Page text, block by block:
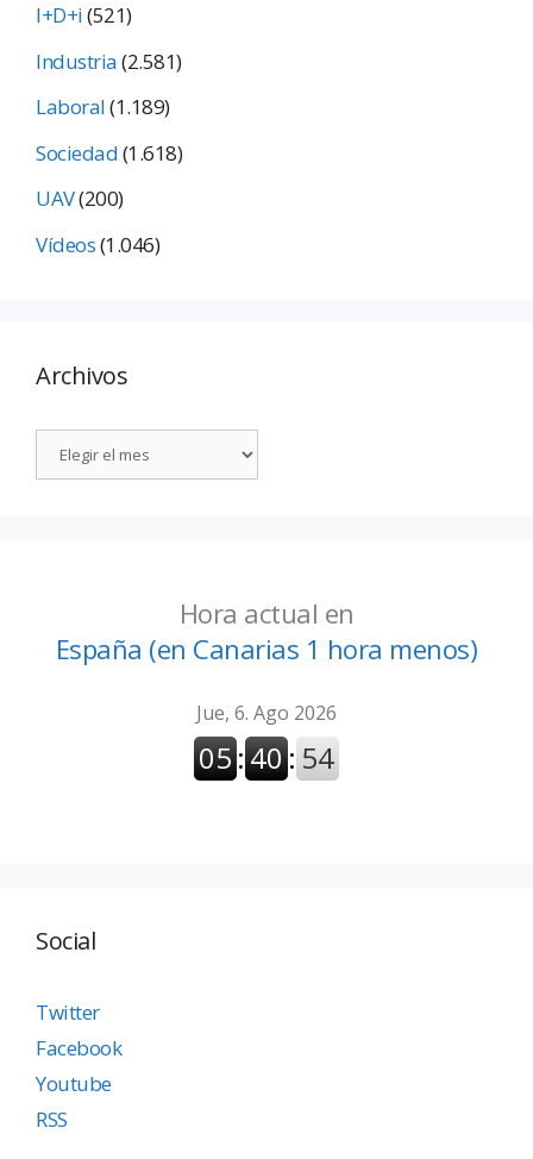
I+D+i(521)
Industria(2.581)
Laboral(1.189)
Sociedad(1.618)
UAV(200)
Vídeos(1.046)
Archivos
Hora actual en
España (en Canarias 1 hora menos)
Social
Twitter
Facebook
Youtube
RSS